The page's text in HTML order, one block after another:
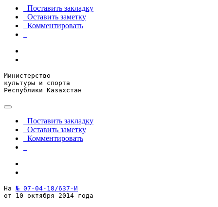
Поставить закладку
Оставить заметку
Комментировать
Министерство
культуры и спорта
Республики Казахстан
Поставить закладку
Оставить заметку
Комментировать
На № 07-04-18/637-И
от 10 октября 2014 года